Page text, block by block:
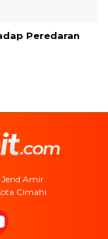
Peredaran
Amir
Cimahi